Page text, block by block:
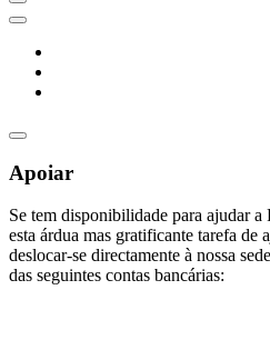
Apoiar
Se tem disponibilidade para ajudar
esta árdua mas gratificante tarefa de
deslocar-se directamente à nossa
das seguintes contas bancárias: